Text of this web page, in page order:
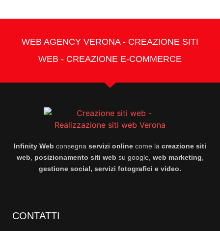
WEB AGENCY VERONA - CREAZIONE SITI
WEB - CREAZIONE E-COMMERCE
Infinity Web consegna servizi online come la creazione siti
web
posizionamento siti web su google, web marketing
gestione social, servizi fotografici e video.
CONTATTI